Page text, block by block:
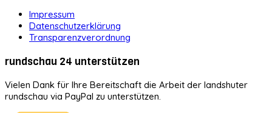
Impressum
Datenschutzerklärung
Transparenzverordnung
rundschau 24 unterstützen
Vielen Dank für Ihre Bereitschaft die Arbeit der landshuter
rundschau via PayPal zu unterstützen.